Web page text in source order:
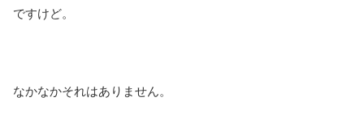
ですけど。
なかなかそれはありません。